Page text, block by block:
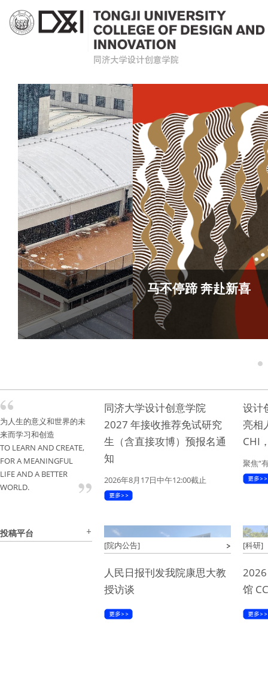
马不停蹄 奔赴新喜
1
为人生的意义和世界的未
来而学习和创造
TO LEARN AND CREATE,
FOR A MEANINGFUL
LIFE AND A BETTER
WORLD.
投稿平台
同济大学设计创意学院
2027 年接收推荐免试研究
生（含直接攻博）预报名通
知
2026年8月17日中午12:00截止
[院内公告]
设计
亮相
CHI
聚焦“
[科研]
人民日报刊发我院康思大教
授访谈
馆